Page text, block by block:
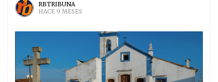
RBTRIBUNA
HACE 9 MESES